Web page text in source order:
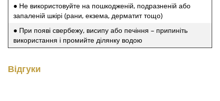
● Не використовуйте на пошкодженій, подразненій або
запаленій шкірі (рани, екзема, дерматит тощо)
● При появі свербежу, висипу або печіння – припиніть
використання і промийте ділянку водою
Відгуки